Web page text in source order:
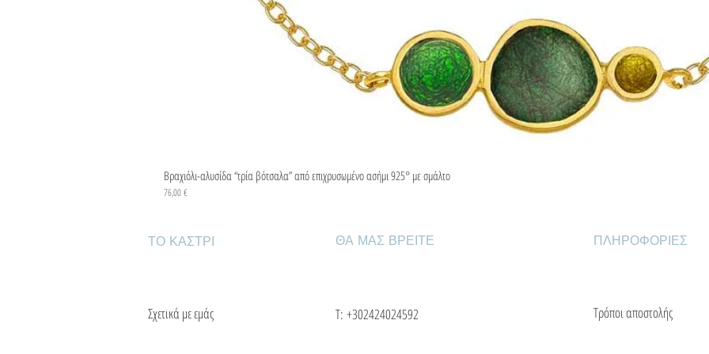
Βραχιόλι-αλυσίδα “τρία βότσαλα” από επιχρυσωμένο ασήμι 925° με σμάλτο
Τιμή
76,00 €
ΤΟ ΚΑΣΤΡΙ
Σχετικά με εμάς
ΘΑ ΜΑΣ ΒΡΕΙΤΕ
Τ: +302424024592
ΠΛΗΡΟΦΟΡΙΕΣ
Τρόποι αποστολής